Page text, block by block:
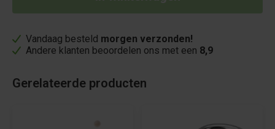
Vandaag besteld morgen verzonden!
Andere klanten beoordelen ons met een 8,9
Gerelateerde producten